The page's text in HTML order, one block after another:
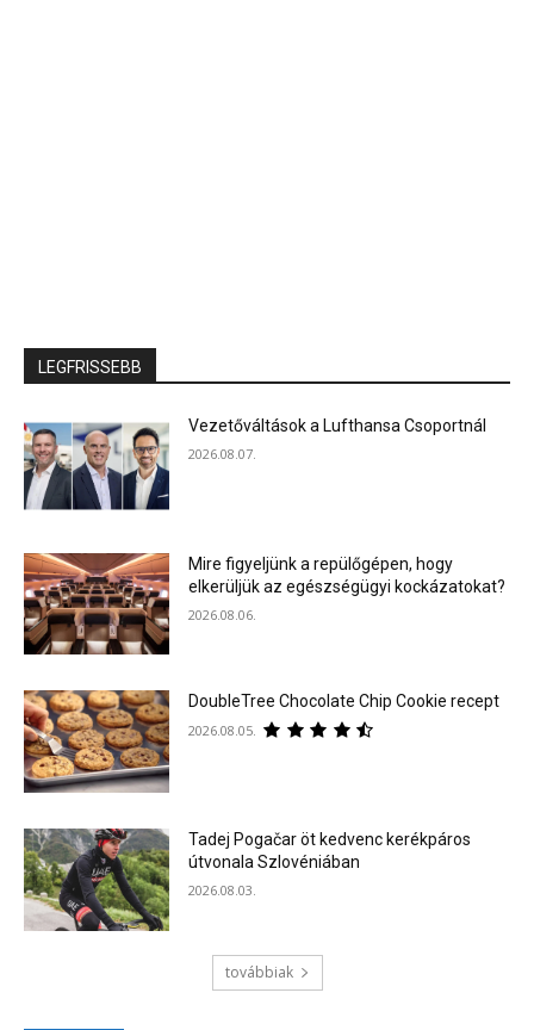
LEGFRISSEBB
Vezetőváltások a Lufthansa Csoportnál
2026.08.07.
Mire figyeljünk a repülőgépen, hogy
elkerüljük az egészségügyi kockázatokat?
2026.08.06.
DoubleTree Chocolate Chip Cookie recept
2026.08.05.
Tadej Pogačar öt kedvenc kerékpáros
útvonala Szlovéniában
2026.08.03.
továbbiak